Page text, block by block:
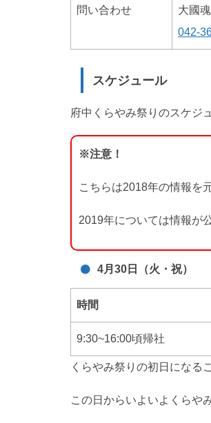
問い合わせ
大國
042-
スケジュール
府中くらやみ祭りのスケジ
※注意！
こちらは2018年の情報を
2019年については情報が
4月30日（火・祝）
時間
9:30~16:00頃帰社
くらやみ祭りの初日になる
この日からいよいよくらや